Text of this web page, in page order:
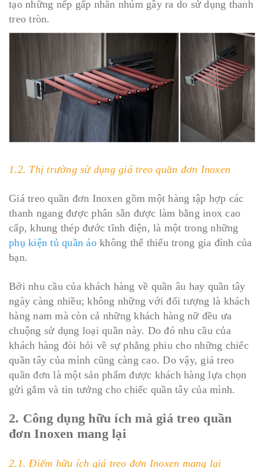
tạo những nếp gấp nhăn nhúm gây ra do sử dụng thanh
treo tròn.
1.2. Thị trường sử dụng giá treo quần đơn Inoxen
Giá treo quần đơn Inoxen gồm một hàng tập hợp các
thanh ngang được phân sẵn được làm bằng inox cao
cấp, khung thép đước tĩnh điện, là một trong những
phụ kiện tủ quần áokhông thể thiếu trong gia đình của
bạn.
Bởi nhu cầu của khách hàng về quần âu hay quần tây
ngày càng nhiều; không những với đối tượng là khách
hàng nam mà còn cả những khách hàng nữ đều ưa
chuộng sử dụng loại quần này. Do đó nhu cầu của
khách hàng đòi hỏi về sự phẳng phiu cho những chiếc
quần tây của mình cũng càng cao. Do vậy, giá treo
quần đơn là một sản phẩm được khách hàng lựa chọn
gửi gắm và tin tưởng cho chiếc quần tây của mình.
2. Công dụng hữu ích mà giá treo quần
đơn Inoxen mang lại
2.1. Điểm hữu ích giá treo đơn Inoxen mang lại